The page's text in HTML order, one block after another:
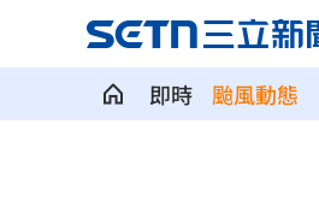
即時 颱風動態